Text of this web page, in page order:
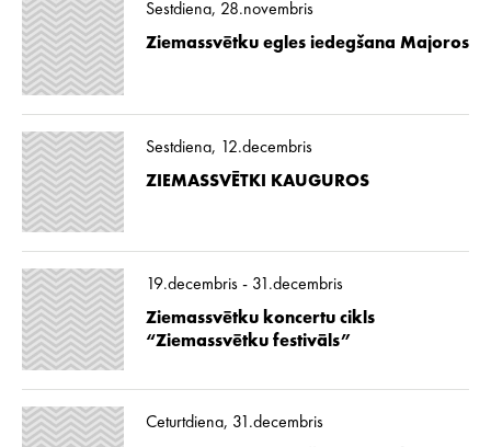
Sestdiena, 28.novembris
Ziemassvētku egles iedegšana Majoros
Sestdiena, 12.decembris
ZIEMASSVĒTKI KAUGUROS
19.decembris - 31.decembris
Ziemassvētku koncertu cikls
“Ziemassvētku festivāls”
Ceturtdiena, 31.decembris